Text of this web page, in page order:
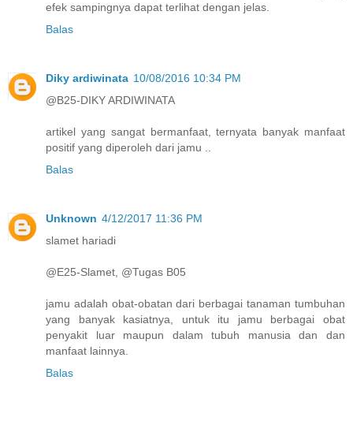
efek sampingnya dapat terlihat dengan jelas.
Balas
Diky ardiwinata 10/08/2016 10:34 PM
@B25-DIKY ARDIWINATA
artikel yang sangat bermanfaat, ternyata banyak manfaat
positif yang diperoleh dari jamu ..
Balas
Unknown 4/12/2017 11:36 PM
slamet hariadi
@E25-Slamet, @Tugas B05
jamu adalah obat-obatan dari berbagai tanaman tumbuhan
yang banyak kasiatnya, untuk itu jamu berbagai obat
penyakit luar maupun dalam tubuh manusia dan dan
manfaat lainnya.
Balas